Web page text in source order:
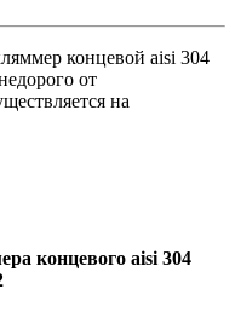
концевой aisi 304
от
на
концевого aisi 304